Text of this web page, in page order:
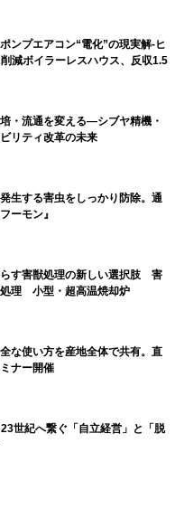
ンプエアコン“電化”の現実解-ヒ
減ボイラーレスハウス、反収1.5
・流通を変える―シブヤ精機・
リティ改革の未来
生する害虫をしっかり防除。通
ーモン』
す害獣処理の新しい選択肢 害
理 小型・超高温焼却炉
な使い方を産地全体で共有。直
ナー開催
世紀へ繋ぐ「自立経営」と「脱